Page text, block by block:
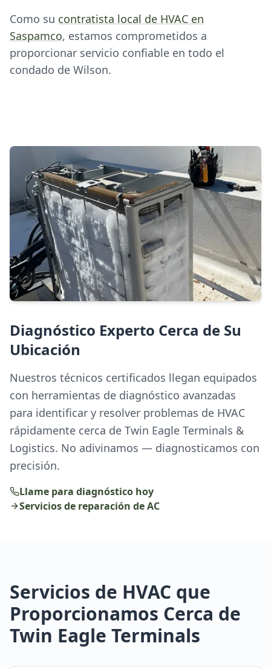
Como su contratista local de HVAC en
Saspamco, estamos comprometidos a
proporcionar servicio confiable en todo el
condado de Wilson.
Diagnóstico Experto Cerca de Su
Ubicación
Nuestros técnicos certificados llegan equipados
con herramientas de diagnóstico avanzadas
para identificar y resolver problemas de HVAC
rápidamente cerca de Twin Eagle Terminals &
Logistics. No adivinamos — diagnosticamos con
precisión.
Llame para diagnóstico hoy
Servicios de reparación de AC
Servicios de HVAC que
Proporcionamos Cerca de
Twin Eagle Terminals